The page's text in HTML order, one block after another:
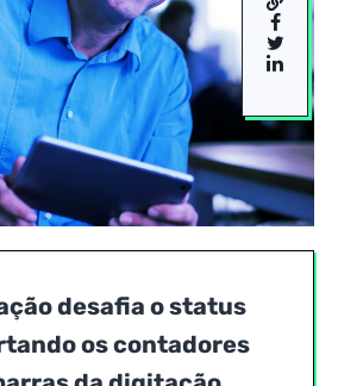
desafia o status
os contadores